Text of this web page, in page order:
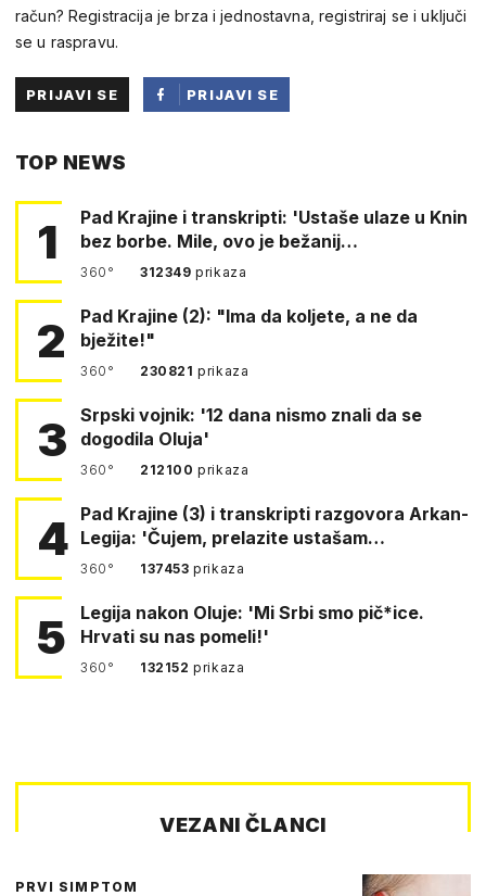
račun? Registracija je brza i jednostavna, registriraj se i uključi
se u raspravu.
PRIJAVI SE
PRIJAVI SE
TOP NEWS
1
Pad Krajine i transkripti: 'Ustaše ulaze u Knin
bez borbe. Mile, ovo je bežanij…
360° 312349prikaza
2
Pad Krajine (2): "Ima da koljete, a ne da
bježite!"
360° 230821prikaza
3
Srpski vojnik: '12 dana nismo znali da se
dogodila Oluja'
360° 212100prikaza
4 Pad Krajine (3) i transkripti razgovora Arkan-
Legija: 'Čujem, prelazite ustašam…
360° 137453prikaza
5
Legija nakon Oluje: 'Mi Srbi smo pič*ice.
Hrvati su nas pomeli!'
360° 132152prikaza
VEZANI ČLANCI
PRVI SIMPTOM